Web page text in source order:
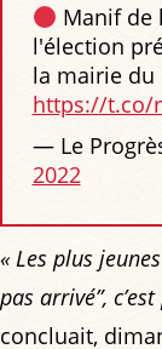
Manif de
l'élection
la mairie du
https://t.co/
— Le
2022
« Les plus
pas arrivé”,
concluait,